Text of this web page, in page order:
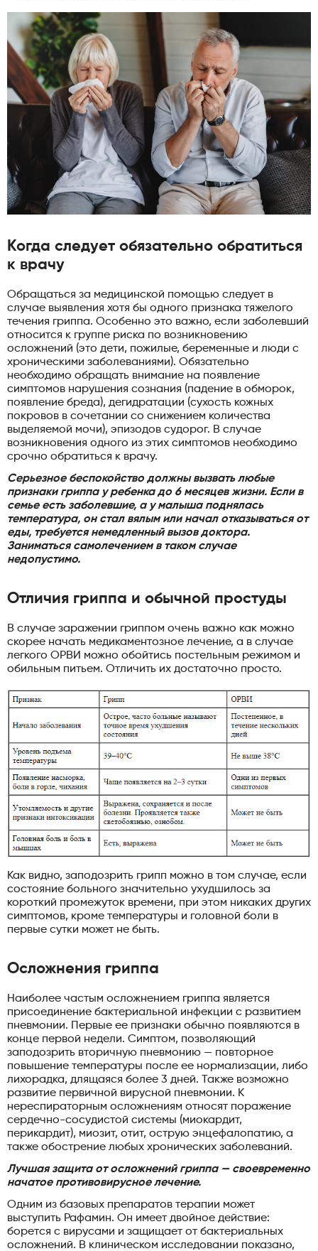
Когда следует обязательно обратиться
к врачу
Обращаться за медицинской помощью следует в
случае выявления хотя бы одного признака тяжелого
течения гриппа. Особенно это важно, если заболевший
относится к группе риска по возникновению
осложнений (это дети, пожилые, беременные и люди с
хроническими заболеваниями). Обязательно
необходимо обращать внимание на появление
симптомов нарушения сознания (падение в обморок,
появление бреда), дегидратации (сухость кожных
покровов в сочетании со снижением количества
выделяемой мочи), эпизодов судорог. В случае
возникновения одного из этих симптомов необходимо
срочно обратиться к врачу.
Серьезное беспокойство должны вызвать любые
признаки гриппа у ребенка до 6 месяцев жизни. Если в
семье есть заболевшие, а у малыша поднялась
температура, он стал вялым или начал отказываться от
еды, требуется немедленный вызов доктора.
Заниматься самолечением в таком случае
недопустимо.
Отличия гриппа и обычной простуды
В случае заражении гриппом очень важно как можно
скорее начать медикаментозное лечение, а в случае
легкого ОРВИ можно обойтись постельным режимом и
обильным питьем. Отличить их достаточно просто.
Как видно, заподозрить грипп можно в том случае, если
состояние больного значительно ухудшилось за
короткий промежуток времени, при этом никаких других
симптомов, кроме температуры и головной боли в
первые сутки может не быть.
Осложнения гриппа
Наиболее частым осложнением гриппа является
присоединение бактериальной инфекции с развитием
пневмонии. Первые ее признаки обычно появляются в
конце первой недели. Симптом, позволяющий
заподозрить вторичную пневмонию — повторное
повышение температуры после ее нормализации, либо
лихорадка, длящаяся более 3 дней. Также возможно
развитие первичной вирусной пневмонии. К
нереспираторным осложнениям относят поражение
сердечно-сосудистой системы (миокардит,
перикардит), миозит, отит, острую энцефалопатию, а
также обострение любых хронических заболеваний.
Лучшая защита от осложнений гриппа — своевременно
начатое противовирусное лечение.
Одним из базовых препаратов терапии может
выступить Рафамин. Он имеет двойное действие:
борется с вирусами и защищает от бактериальных
осложнений. В клиническом исследовании показано,